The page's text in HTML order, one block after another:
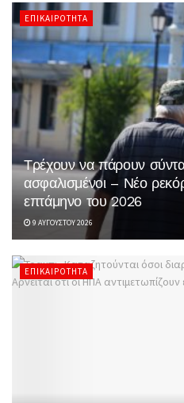
ΕΠΙΚΑΙΡΌΤΗΤΑ
Τρέχουν να πάρουν
ασφαλισμένοι – Νέο
επτάμηνο του 2026
9 ΑΥΓΟΎΣΤΟΥ 2026
ΕΠΙΚΑΙΡΌΤΗΤΑ